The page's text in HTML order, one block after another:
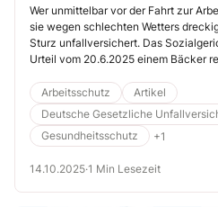
Arbeit ist ein
Wer un­mit­tel­bar vor der Fahrt zur
sie wegen schlech­ten Wet­ters
Sturz un­fall­ver­si­chert. Das
Urteil vom 20.6.2025 einem Bäcker
diesem Beitrag erfahren Sie mehr
Hamburger Richter ihr Urteil
Arbeitsschutz
Artikel
Deutsche Gesetzliche
Gesundheitsschutz
+1
14.10.2025·1 Min Lesezeit